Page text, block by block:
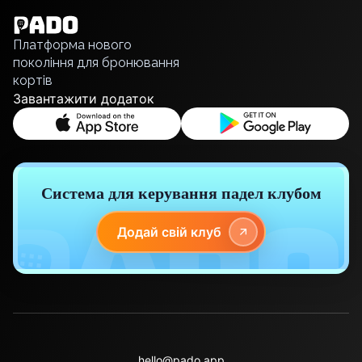
Polski
Русский
Платформа нового
покоління для бронювання
кортів
Завантажити додаток
Система для керування падел клубом
Додай свій клуб